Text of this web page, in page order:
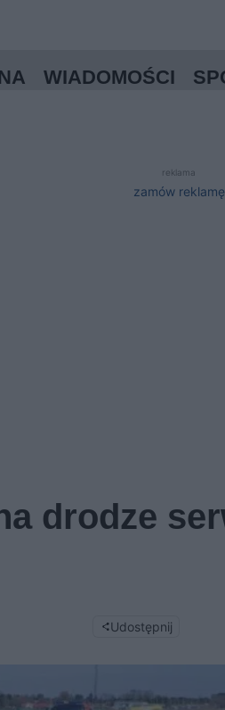
WIADOMOŚCI
reklama
zamów reklamę
drodze
Udostępnij